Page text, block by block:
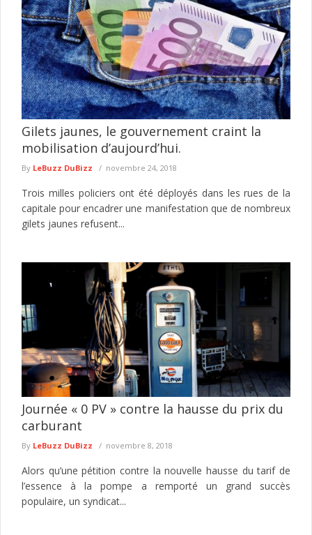
Gilets jaunes, le gouvernement craint la
mobilisation d’aujourd’hui.
By LeBuzz DuBizz novembre 24, 2018
Trois milles policiers ont été déployés dans les rues de la
capitale pour encadrer une manifestation que de nombreux
gilets jaunes refusent...
Journée « 0 PV » contre la hausse du prix du
carburant
By LeBuzz DuBizz novembre 8, 2018
Alors qu’une pétition contre la nouvelle hausse du tarif de
l’essence à la pompe a remporté un grand succès
populaire, un syndicat...